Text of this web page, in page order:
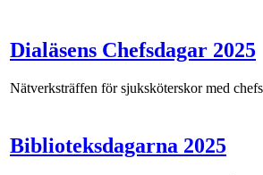
Dialäsens Chefsdagar 2025
Nätverksträffen för sjuksköterskor med
Biblioteksdagarna 2025